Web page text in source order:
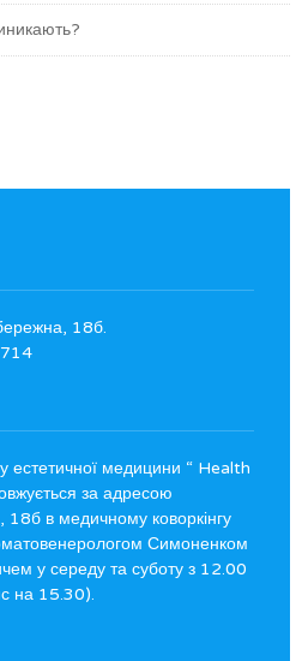
18б.
естетичної медицини “ Health
за адресою
18б в медичному коворкінгу
Симоненком
у середу та суботу з 12.00
на 15.30).